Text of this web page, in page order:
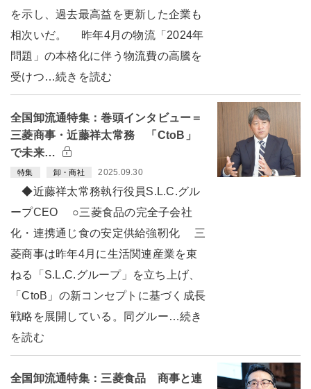
を示し、過去最高益を更新した企業も
相次いだ。 昨年4月の物流「2024年
問題」の本格化に伴う物流費の高騰を
受けつ…続きを読む
全国卸流通特集：巻頭インタビュー＝
三菱商事・近藤祥太常務 「CtoB」
で未来…
特集 卸・商社 2025.09.30
◆近藤祥太常務執行役員S.L.C.グル
ープCEO ○三菱食品の完全子会社
化・連携通じ食の安定供給強靭化 三
菱商事は昨年4月に生活関連産業を束
ねる「S.L.C.グループ」を立ち上げ、
「CtoB」の新コンセプトに基づく成長
戦略を展開している。同グルー…続き
を読む
全国卸流通特集：三菱食品 商事と連